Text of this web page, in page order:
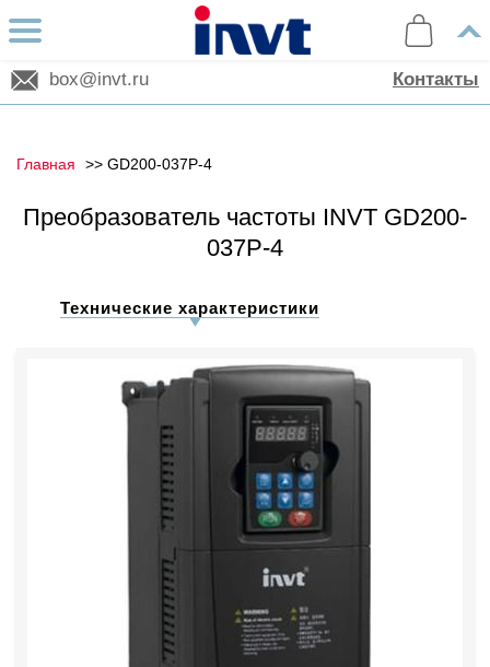
box@invt.ru Контакты
Главная GD200-037P-4
Преобразователь частоты INVT GD200-
037P-4
Технические характеристики